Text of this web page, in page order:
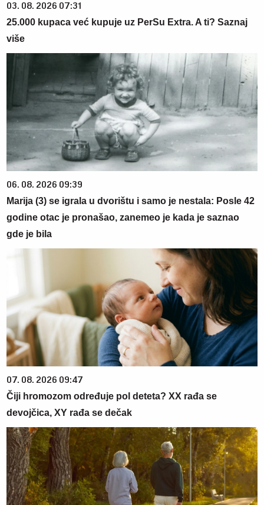
03. 08. 2026 07:31
25.000 kupaca već kupuje uz PerSu Extra. A ti? Saznaj
više
06. 08. 2026 09:39
Marija (3) se igrala u dvorištu i samo je nestala: Posle 42
godine otac je pronašao, zanemeo je kada je saznao
gde je bila
07. 08. 2026 09:47
Čiji hromozom određuje pol deteta? XX rađa se
devojčica, XY rađa se dečak